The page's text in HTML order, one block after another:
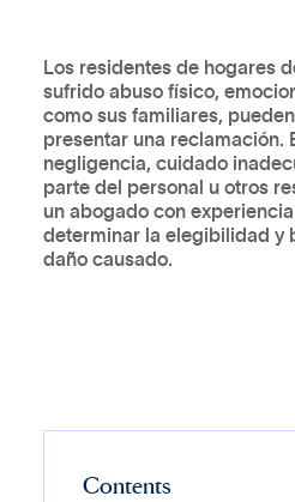
Los residentes de hogares
sufrido abuso físico,
como sus familiares,
presentar una reclamación.
negligencia, cuidado
parte del personal u otros
un abogado con
determinar la elegibilidad y
daño causado.
Contents